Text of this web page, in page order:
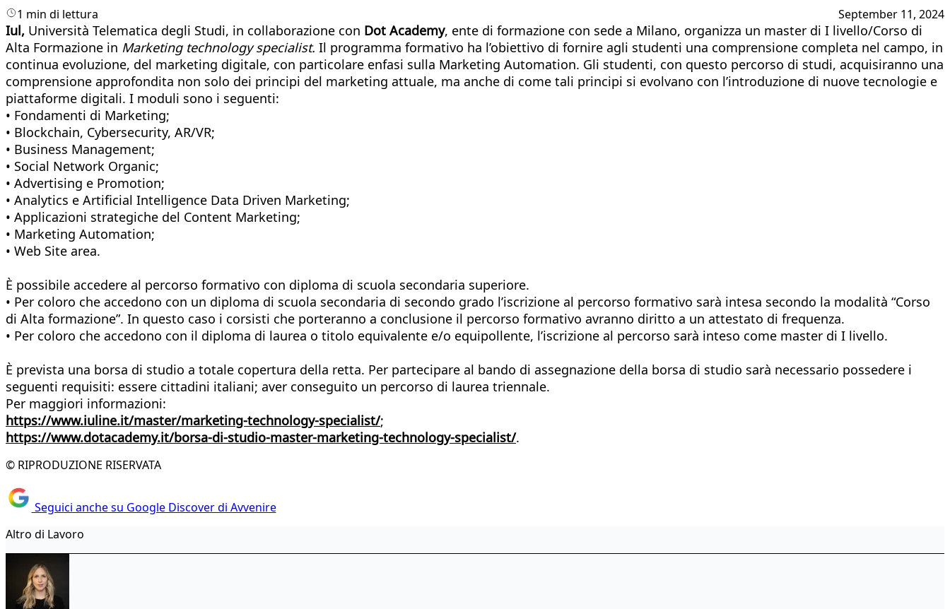
1 min di lettura September 11, 2024
Iul, Università Telematica degli Studi, in collaborazione con Dot Academy, ente di formazione con sede a Milano, organizza un master di I livello/Corso di
Alta Formazione in Marketing technology specialist. Il programma formativo ha l’obiettivo di fornire agli studenti una comprensione completa nel campo, in
continua evoluzione, del marketing digitale, con particolare enfasi sulla Marketing Automation. Gli studenti, con questo percorso di studi, acquisiranno una
comprensione approfondita non solo dei principi del marketing attuale, ma anche di come tali principi si evolvano con l’introduzione di nuove tecnologie e
piattaforme digitali. I moduli sono i seguenti:
• Fondamenti di Marketing;
• Blockchain, Cybersecurity, AR/VR;
• Business Management;
• Social Network Organic;
• Advertising e Promotion;
• Analytics e Artificial Intelligence Data Driven Marketing;
• Applicazioni strategiche del Content Marketing;
• Marketing Automation;
• Web Site area.
È possibile accedere al percorso formativo con diploma di scuola secondaria superiore.
• Per coloro che accedono con un diploma di scuola secondaria di secondo grado l’iscrizione al percorso formativo sarà intesa secondo la modalità “Corso
di Alta formazione”. In questo caso i corsisti che porteranno a conclusione il percorso formativo avranno diritto a un attestato di frequenza.
• Per coloro che accedono con il diploma di laurea o titolo equivalente e/o equipollente, l’iscrizione al percorso sarà inteso come master di I livello.
È prevista una borsa di studio a totale copertura della retta. Per partecipare al bando di assegnazione della borsa di studio sarà necessario possedere i
seguenti requisiti: essere cittadini italiani; aver conseguito un percorso di laurea triennale.
Per maggiori informazioni:
https://www.iuline.it/master/marketing-technology-specialist/;
https://www.dotacademy.it/borsa-di-studio-master-marketing-technology-specialist/.
© RIPRODUZIONE RISERVATA
Seguici anche su Google Discover di Avvenire
Altro di Lavoro